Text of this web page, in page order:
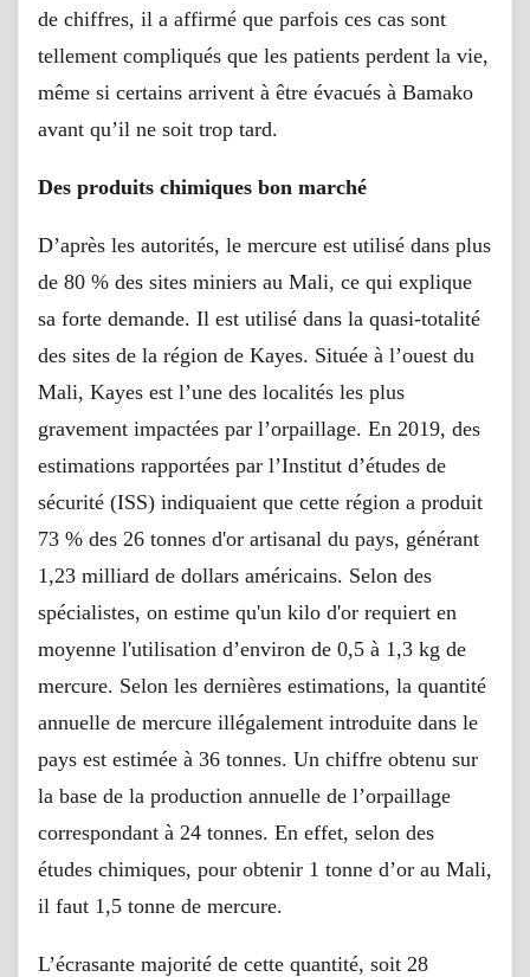
de chiffres, il a affirmé que parfois ces cas sont
tellement compliqués que les patients perdent la vie,
même si certains arrivent à être évacués à Bamako
avant qu’il ne soit trop tard.
Des produits chimiques bon marché
D’après les autorités, le mercure est utilisé dans plus
de 80 % des sites miniers au Mali, ce qui explique
sa forte demande. Il est utilisé dans la quasi-totalité
des sites de la région de Kayes. Située à l’ouest du
Mali, Kayes est l’une des localités les plus
gravement impactées par l’orpaillage. En 2019, des
estimations rapportées par l’Institut d’études de
sécurité (ISS) indiquaient que cette région a produit
73 % des 26 tonnes d'or artisanal du pays, générant
1,23 milliard de dollars américains. Selon des
spécialistes, on estime qu'un kilo d'or requiert en
moyenne l'utilisation d’environ de 0,5 à 1,3 kg de
mercure. Selon les dernières estimations, la quantité
annuelle de mercure illégalement introduite dans le
pays est estimée à 36 tonnes. Un chiffre obtenu sur
la base de la production annuelle de l’orpaillage
correspondant à 24 tonnes. En effet, selon des
études chimiques, pour obtenir 1 tonne d’or au Mali,
il faut 1,5 tonne de mercure.
L’écrasante majorité de cette quantité, soit 28